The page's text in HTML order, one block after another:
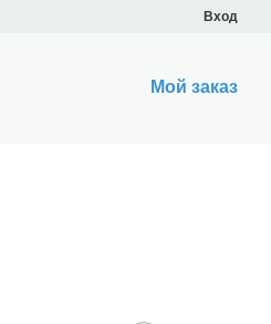
Вход
Мой заказ